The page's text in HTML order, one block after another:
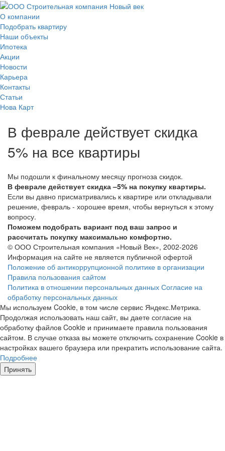
О компании
Подобрать квартиру
Наши объекты
Ипотека
Акции
Новости
Карьера
Контакты
Статьи
Нова Карт
В феврале действует скидка
5% на все квартиры
Мы подошли к финальному месяцу прогноза скидок.
В феврале действует скидка –5% на покупку квартиры.
Если вы давно присматривались к квартире или откладывали
решение, февраль - хорошее время, чтобы вернуться к этому
вопросу.
Поможем подобрать вариант под ваш запрос и
рассчитать покупку максимально комфортно.
© ООО Строительная компания «Новый Век», 2002-2026
Информация на сайте не является публичной офертой
Положение об антикоррупционной политике в организации
Правила пользования сайтом
Политика в отношении персональных данных Согласие на
обработку персональных данных
Мы используем Cookie, в том числе сервис Яндекс.Метрика.
Продолжая использовать наш сайт, вы даете согласие на
обработку файлов Cookie и принимаете правила пользования
сайтом. В случае отказа вы можете отключить сохранение Cookie в
настройках вашего браузера или прекратить использование сайта.
Подробнее
Принять